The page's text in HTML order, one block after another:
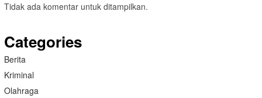
Tidak ada komentar untuk ditampilkan.
Categories
Berita
Kriminal
Olahraga